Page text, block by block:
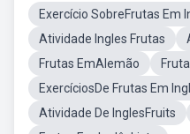
Exercício SobreFrutas Em
Atividade Ingles Frutas
Frutas EmAlemão
ExercíciosDe Frutas Em
Atividade De InglesFruits